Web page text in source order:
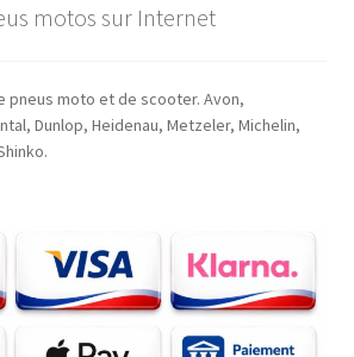
motos sur Internet
pneus moto et de scooter. Avon,
Dunlop, Heidenau, Metzeler, Michelin,